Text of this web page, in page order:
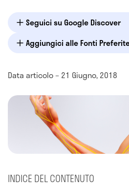
Seguici su Google Discover
Aggiungici alle Fonti
Data articolo – 21 Giugno, 2018
INDICE DEL CONTENUTO